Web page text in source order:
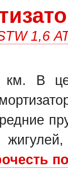
1,6
км. В